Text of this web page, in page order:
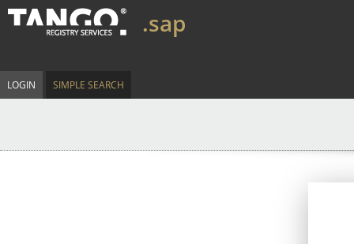
.sap
LOGIN SIMPLE SEARCH